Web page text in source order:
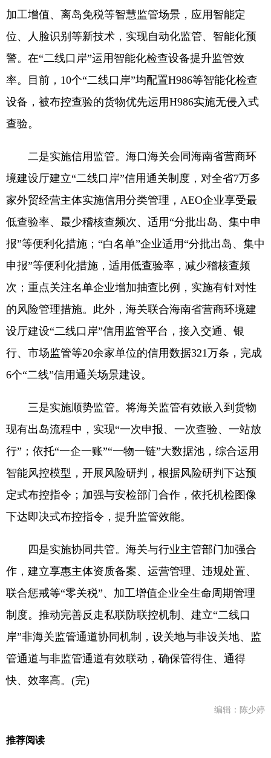
加工增值、离岛免税等智慧监管场景，应用智能定
位、人脸识别等新技术，实现自动化监管、智能化预
警。在“二线口岸”运用智能化检查设备提升监管效
率。目前，10个“二线口岸”均配置H986等智能化检查
设备，被布控查验的货物优先运用H986实施无侵入式
查验。
二是实施信用监管。海口海关会同海南省营商环
境建设厅建立“二线口岸”信用通关制度，对全省7万多
家外贸经营主体实施信用分类管理，AEO企业享受最
低查验率、最少稽核查频次、适用“分批出岛、集中申
报”等便利化措施；“白名单”企业适用“分批出岛、集中
申报”等便利化措施，适用低查验率，减少稽核查频
次；重点关注名单企业增加抽查比例，实施有针对性
的风险管理措施。此外，海关联合海南省营商环境建
设厅建设“二线口岸”信用监管平台，接入交通、银
行、市场监管等20余家单位的信用数据321万条，完成
6个“二线”信用通关场景建设。
三是实施顺势监管。将海关监管有效嵌入到货物
现有出岛流程中，实现“一次申报、一次查验、一站放
行”；依托“一企一账”“一物一链”大数据池，综合运用
智能风控模型，开展风险研判，根据风险研判下达预
定式布控指令；加强与安检部门合作，依托机检图像
下达即决式布控指令，提升监管效能。
四是实施协同共管。海关与行业主管部门加强合
作，建立享惠主体资质备案、运营管理、违规处置、
联合惩戒等“零关税”、加工增值企业全生命周期管理
制度。推动完善反走私联防联控机制、建立“二线口
岸”非海关监管通道协同机制，设关地与非设关地、监
管通道与非监管通道有效联动，确保管得住、通得
快、效率高。(完)
编辑：陈少婷
推荐阅读